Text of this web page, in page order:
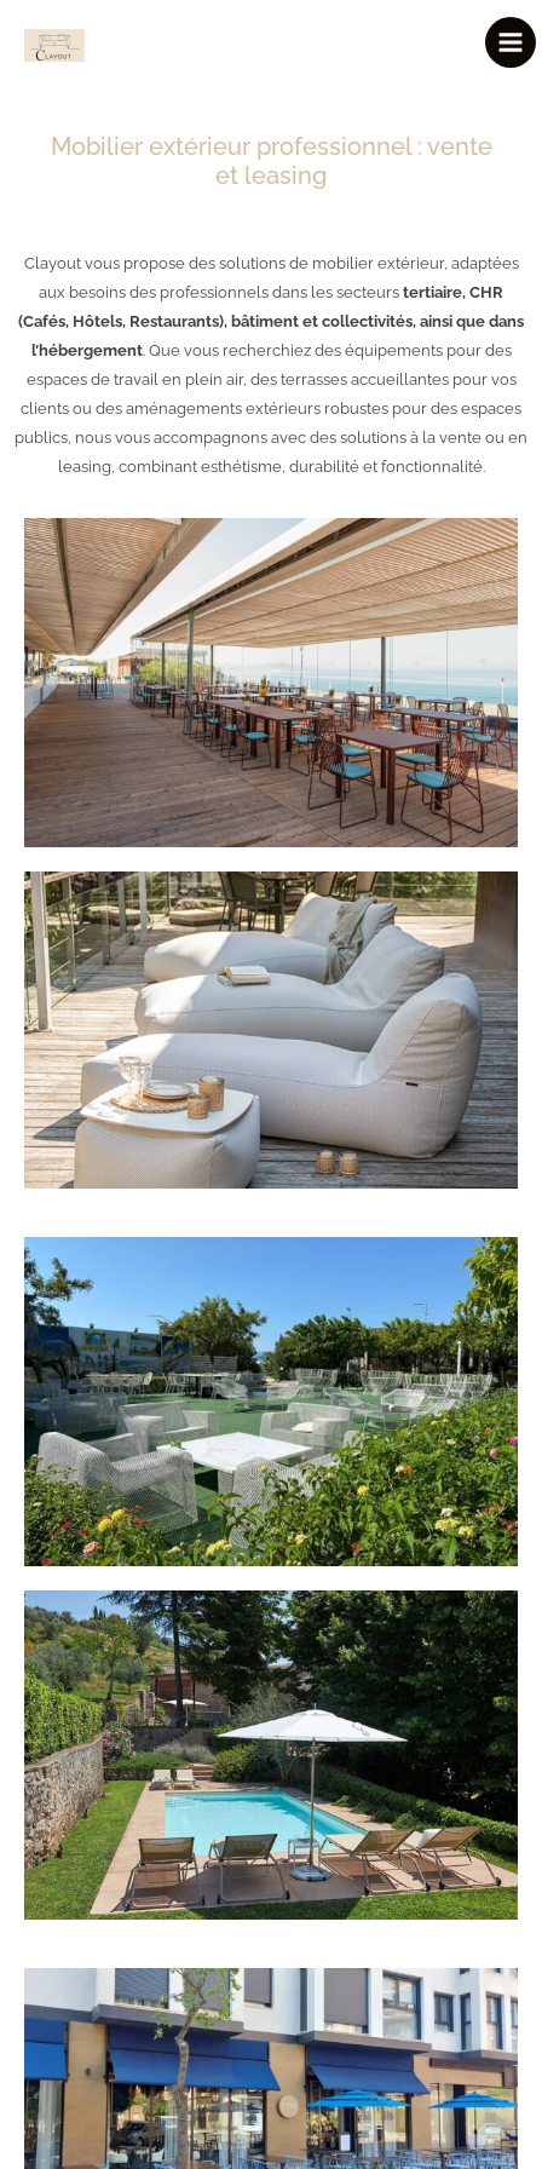
Mobilier extérieur professionnel : vente
et leasing
Clayout vous propose des solutions de mobilier extérieur, adaptées
aux besoins des professionnels dans les secteurs tertiaire, CHR
(Cafés, Hôtels, Restaurants), bâtiment et collectivités, ainsi que dans
l’hébergement. Que vous recherchiez des équipements pour des
espaces de travail en plein air, des terrasses accueillantes pour vos
clients ou des aménagements extérieurs robustes pour des espaces
publics, nous vous accompagnons avec des solutions à la vente ou en
leasing, combinant esthétisme, durabilité et fonctionnalité.